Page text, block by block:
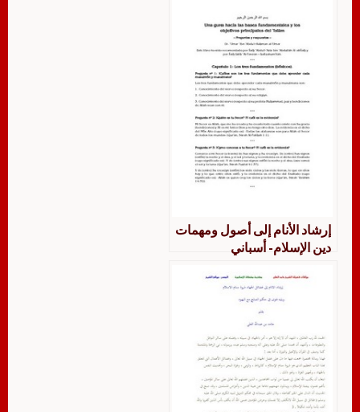
إرشاد الأنام إلى أصول ومهمات
دين الإسلام- أسباني